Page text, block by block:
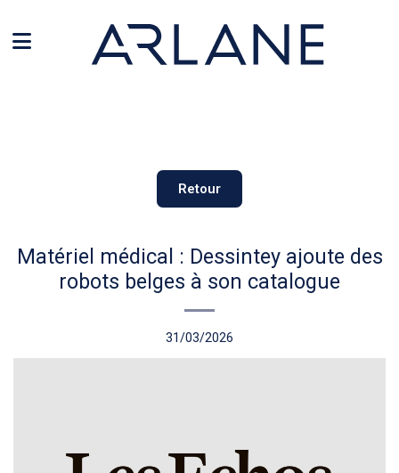
Retour
Matériel médical : Dessintey ajoute des
robots belges à son catalogue
31/03/2026